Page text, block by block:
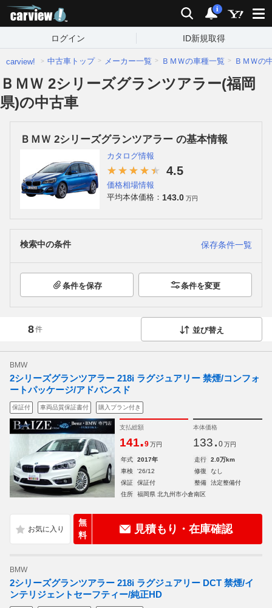
検索 通知
i
ログイン ID新規取得
carview! 中古車トップ メーカー一覧 ＢＭＷの車種一覧 ＢＭＷの
ＢＭＷ 2シリーズグランツアラー(福岡
県)の中古車
ＢＭＷ 2シリーズグランツアラー の基本情報
カタログ情報
4.5
価格相場情報
平均本体価格： 143.0 万円
検索中の条件 保存条件一覧
条件を保存 条件を変更
8件 並び替え
BMW
2シリーズグランツアラー 218i ラグジュアリー 禁煙/コンフォ
ートパッケージ/アドバンスド
保証付 車両品質保証書付 購入プラン付き
支払総額
141.9 万円
本体価格
133. 0 万円
年式 2017年 走行
2.0万km
車検
'26/12 修復
なし
保証
保証付 整備
法定整備付
住所
福岡県 北九州市小倉南区
無
料
見積もり・在庫確認
BMW
2シリーズグランツアラー 218i ラグジュアリー DCT 禁煙/イ
ンテリジェントセーフティー/純正HD